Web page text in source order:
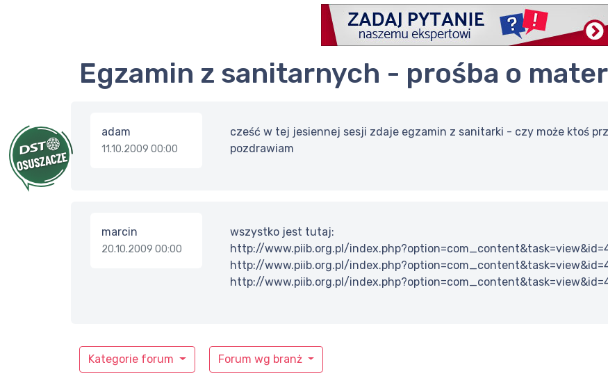
egzamin z sanitarnych - prośba o
adam
11.10.2009 00:00
cześć w tej jesiennej sesji zdaje egzamin z sanitarki - czy może ktoś
pozdrawiam
marcin
20.10.2009 00:00
wszystko jest tutaj:
http://www.piib.org.pl/
http://www.piib.org.pl/
http://www.piib.org.pl/
Kategorie forum Forum wg branż